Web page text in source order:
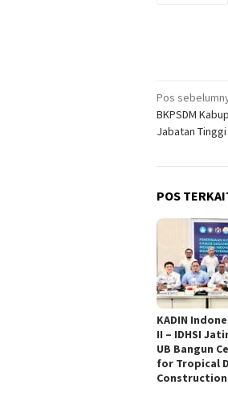
pos
Pos
BKPSDM
Jabatan
POS
KADIN
II – IDHSI
UB Bangun
for Tropical
Construction